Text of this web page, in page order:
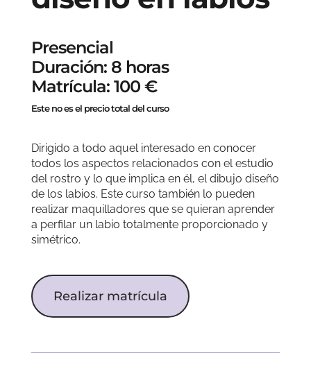
Presencial
Duración: 8 horas
Matrícula: 100 €
Este no es el precio total del curso
Dirigido a todo aquel interesado en conocer
todos los aspectos relacionados con el estudio
del rostro y lo que implica en él, el dibujo diseño
de los labios. Este curso también lo pueden
realizar maquilladores que se quieran aprender
a perfilar un labio totalmente proporcionado y
simétrico.
Realizar matrícula